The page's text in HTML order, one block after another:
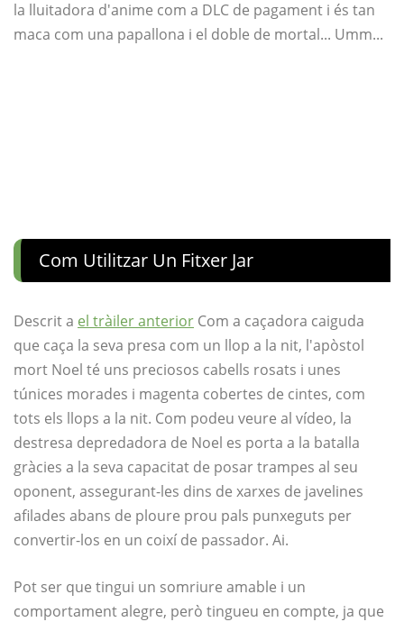
la lluitadora d'anime com a DLC de pagament i és tan
maca com una papallona i el doble de mortal... Umm...
Com Utilitzar Un Fitxer Jar
Descrit a el tràiler anterior Com a caçadora caiguda
que caça la seva presa com un llop a la nit, l'apòstol
mort Noel té uns preciosos cabells rosats i unes
túnices morades i magenta cobertes de cintes, com
tots els llops a la nit. Com podeu veure al vídeo, la
destresa depredadora de Noel es porta a la batalla
gràcies a la seva capacitat de posar trampes al seu
oponent, assegurant-les dins de xarxes de javelines
afilades abans de ploure prou pals punxeguts per
convertir-los en un coixí de passador. Ai.
Pot ser que tingui un somriure amable i un
comportament alegre, però tingueu en compte, ja que